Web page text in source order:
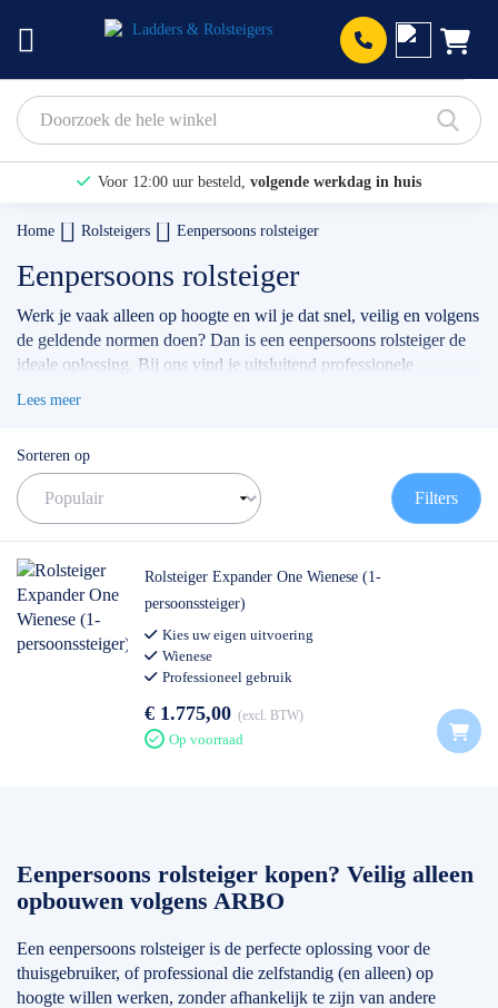
Voor 12:00 uur besteld, volgende werkdag in huis
Bekijk hier onze Actiepagina
Binnen 1 dag een
Home Rolsteigers Eenpersoons rolsteiger
Eenpersoons rolsteiger
Werk je vaak alleen op hoogte en wil je dat snel, veilig en volgens
de geldende normen doen? Dan is een eenpersoons rolsteiger de
ideale oplossing. Bij ons vind je uitsluitend professionele
premium merk Altrex heeft zijn eenpersoons rolsteigers
ondergebracht in de succesvolle
Altrex MiTower
-serie. Dit is niet
voor niets het meest verkochte model binnen dit segment. Deze
opgebouwd, zonder hulp van collega’s, en bieden maximale
stabiliteit en gebruiksgemak bij professioneel gebruik. Afhankelijk
van de uitvoering is de steiger uit te bouwen tot maximaal 8 meter
werkhoogte binnen circa 12 minuten. Dat betekent minder
opbouwtijd, minder fysieke belasting en sneller aan het werk,
ideaal voor ZZP’ers, monteurs en onderhoudsprofessionals.
✅ Voor 12:00 uur besteld = volgende werkdag geleverd
✅ Gratis verzending binnen Nederland (m.u.v. Waddeneilanden)
Lees meer
Sorteren op
Filters
Rolsteiger Expander One Wienese (1-
persoonssteiger)
Kies uw eigen uitvoering
Wienese
Professioneel gebruik
€ 1.775,00 excl. BTW
Op voorraad
Eenpersoons rolsteiger kopen? Veilig alleen
opbouwen volgens ARBO
Een eenpersoons rolsteiger is de perfecte oplossing voor de
thuisgebruiker, of professional die zelfstandig (en alleen) op
hoogte willen werken, zonder afhankelijk te zijn van andere